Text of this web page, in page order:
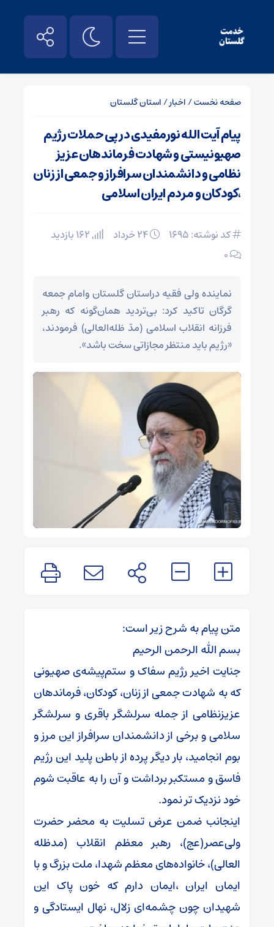
صفحه نخست/ اخبار/ استان گلستان
پیام آیت الله نورمفیدی در پی حملات رژیم
صهیونیستی و شهادت فرماندهان عزیز
نظامی و دانشمندان سرافراز و جمعی از زنان
،کودکان و مردم ایران اسلامی
کد نوشته: 1695
۰
نماینده ولی فقیه دراستان گلستان وامام جمعه
گرگان تاکید کرد: بی‌تردید همان‌گونه که رهبر
فرزانه انقلاب اسلامی (مدّ ظله‌العالی) فرمودند،
«رژیم باید منتظر مجازاتی سخت باشد».
متن پیام به شرح زیر است:
بسم الله الرحمن الرحیم
جنایت اخیر رژیم سفاک و ستم‌پیشه‌ی صهیونی
که به شهادت جمعی از زنان، کودکان، فرماندهان
عزیزنظامی از جمله سرلشگر باقری و سرلشگر
سلامی و برخی از دانشمندان سرافراز این مرز و
بوم انجامید، بار دیگر پرده از باطن پلید این رژیم
فاسق و مستکبر برداشت و آن را به عاقبت شوم
خود نزدیک تر نمود.
اینجانب ضمن عرض تسلیت به محضر حضرت
ولی‌عصر(عج)، رهبر معظم انقلاب (مدظله
العالی)، خانواده‌های معظم شهدا، ملت بزرگ و با
ایمان ایران ،ایمان دارم که خون پاک این
شهیدان چون چشمه‌ای زلال، نهال ایستادگی و